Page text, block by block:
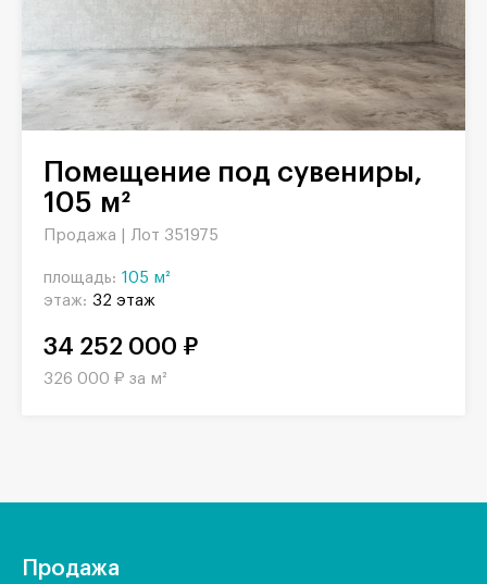
Помещение под сувениры,
105 м²
Продажа | Лот 351975
площадь: 105 м²
этаж: 32 этаж
34 252 000 ₽
326 000 ₽ за м²
Продажа